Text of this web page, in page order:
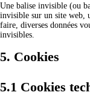
Une balise invisible (ou
invisible sur un site web,
faire, diverses données
invisibles.
5. Cookies
5.1 Cookies